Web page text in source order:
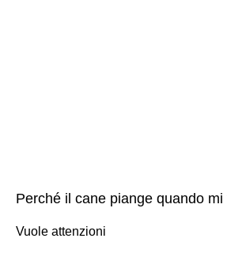
Perché il cane piange quando mi
Vuole attenzioni